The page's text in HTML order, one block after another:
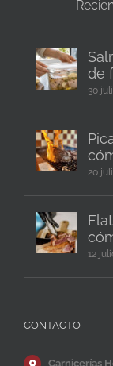
de
30
20
12
CONTACTO
Carnicerías